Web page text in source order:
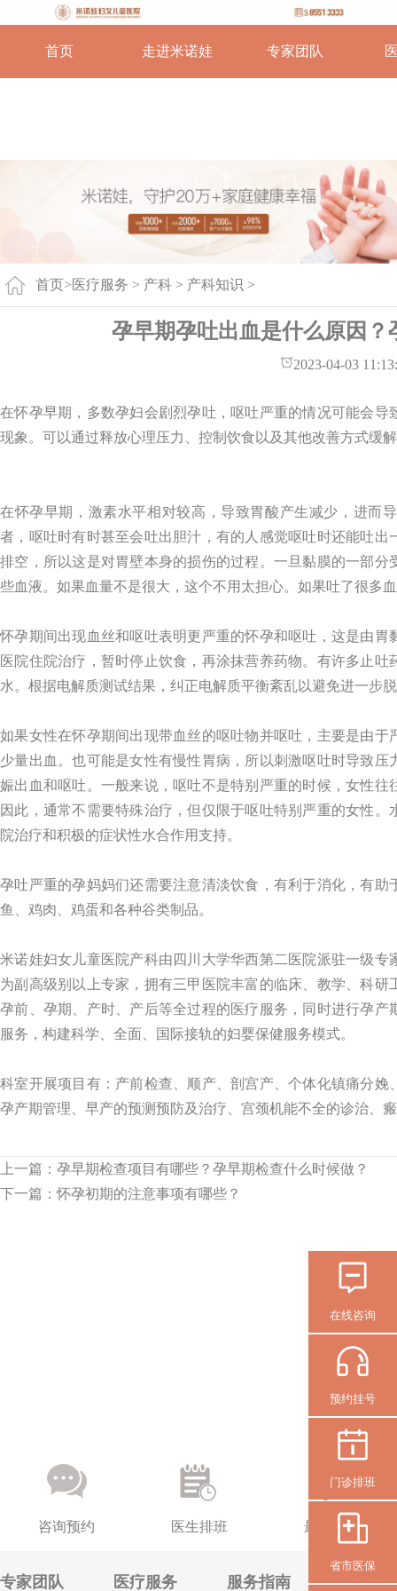
首页 走进米诺娃 专家团队
首页>医疗服务 > 产科 > 产科知识 >
孕早期孕吐出血是什么原因？
2023-04-03
在怀孕早期，多数孕妇会剧烈孕吐，呕吐严重的情况可能会
现象。可以通过释放心理压力、控制饮食以及其他改善方式缓
在怀孕早期，激素水平相对较高，导致胃酸产生减少，进而
者，呕吐时有时甚至会吐出胆汁，有的人感觉呕吐时还能吐
排空，所以这是对胃壁本身的损伤的过程。一旦黏膜的一部
些血液。如果血量不是很大，这个不用太担心。如果吐了很多
怀孕期间出现血丝和呕吐表明更严重的怀孕和呕吐，这是由
医院住院治疗，暂时停止饮食，再涂抹营养药物。有许多止
水。根据电解质测试结果，纠正电解质平衡紊乱以避免进一步
如果女性在怀孕期间出现带血丝的呕吐物并呕吐，主要是由
少量出血。也可能是女性有慢性胃病，所以刺激呕吐时导致
娠出血和呕吐。一般来说，呕吐不是特别严重的时候，女性
因此，通常不需要特殊治疗，但仅限于呕吐特别严重的女性
院治疗和积极的症状性水合作用支持。
孕吐严重的孕妈妈们还需要注意清淡饮食，有利于消化，有
鱼、鸡肉、鸡蛋和各种谷类制品。
米诺娃妇女儿童医院产科由四川大学华西第二医院派驻一级
为副高级别以上专家，拥有三甲医院丰富的临床、教学、科
孕前、孕期、产时、产后等全过程的医疗服务，同时进行孕
服务，构建科学、全面、国际接轨的妇婴保健服务模式。
科室开展项目有：产前检查、顺产、剖宫产、个体化镇痛分
孕产期管理、早产的预测预防及治疗、宫颈机能不全的诊治、
上一篇： 孕早期检查项目有哪些？孕早期检查什么时候做？
下一篇：怀孕初期的注意事项有哪些？
咨询预约 医生排班 最新活动
专家团队 医疗服务 服务指南
在线咨询
预约挂号
门诊排班
省市医保